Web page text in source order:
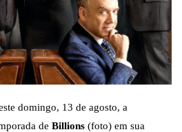
domingo, 13 de agosto, a
deBillions (foto) em sua